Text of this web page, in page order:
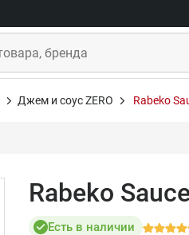
Джем и соус ZERO Rabeko
Rabeko
Есть в наличии